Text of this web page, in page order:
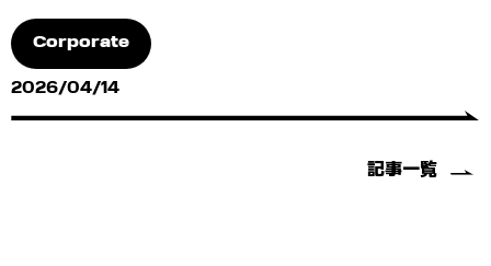
Corporate
2026/04/14
記事一覧